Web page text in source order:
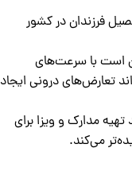
فرزندان در کشور
است با سرعت‌های
تعارض‌های درونی ایجاد
تهیه مدارک و ویزا برای
می‌کند.